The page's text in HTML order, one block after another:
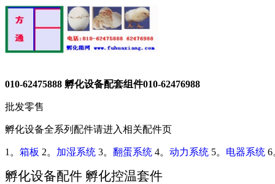
010-62475888 孵化设备配套组件010-62476988
批发零售
孵化设备全系列配件请进入相关配件页
1。 箱板 2。 加湿系统 3。 翻蛋系统 4。 动力系统 5。 电器系统 6
孵化设备配件 孵化控温套件